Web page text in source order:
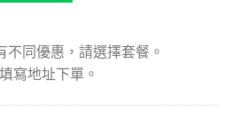
不同優惠，請選擇套餐。
填寫地址下單。